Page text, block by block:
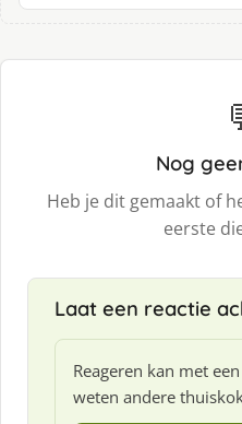
Nog
Heb je dit gemaakt of
eerste
Laat een reactie
Reageren kan met
weten andere